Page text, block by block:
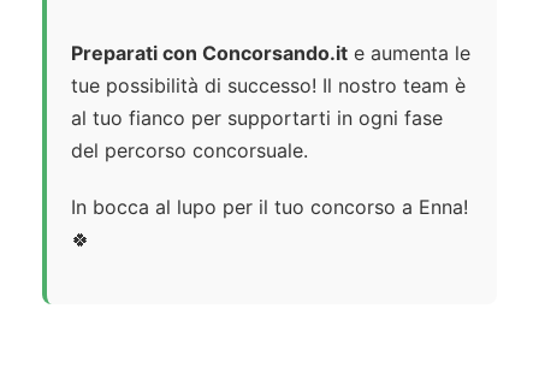
Preparati con Concorsando.it e aumenta le
tue possibilità di successo! Il nostro team è
al tuo fianco per supportarti in ogni fase
del percorso concorsuale.
In bocca al lupo per il tuo concorso a Enna!
🍀